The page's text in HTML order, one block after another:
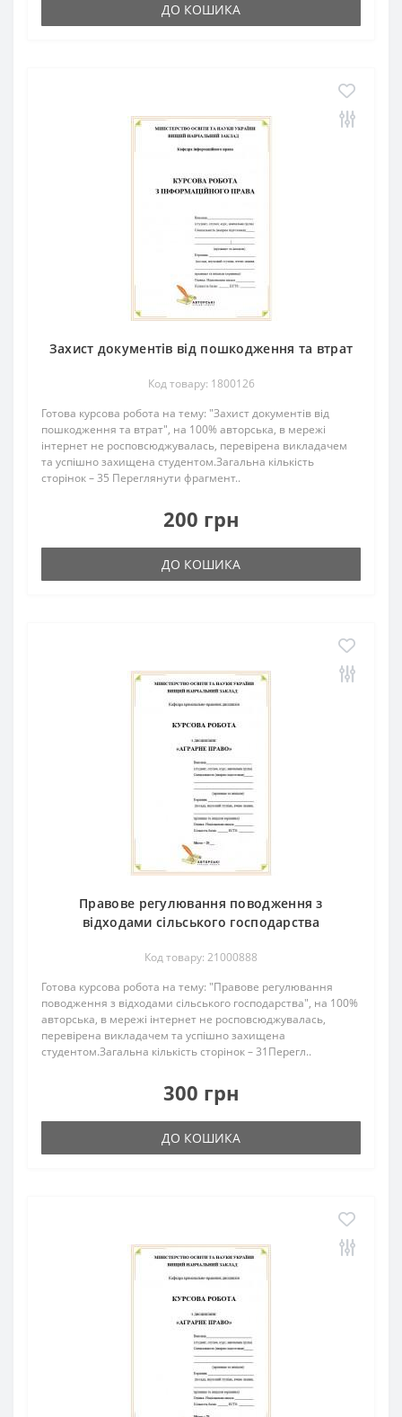
ДО КОШИКА
Захист документів від пошкодження та втрат
Код товару: 1800126
Готова курсова робота на тему: "Захист документів від
пошкодження та втрат", на 100% авторська, в мережі
інтернет не росповсюджувалась, перевірена викладачем
та успішно захищена студентом.Загальна кількість
сторінок – 35 Переглянути фрагмент..
200 грн
ДО КОШИКА
Правове регулювання поводження з
відходами сільського господарства
Код товару: 21000888
Готова курсова робота на тему: "Правове регулювання
поводження з відходами сільського господарства", на 100%
авторська, в мережі інтернет не росповсюджувалась,
перевірена викладачем та успішно захищена
студентом.Загальна кількість сторінок – 31Перегл..
300 грн
ДО КОШИКА